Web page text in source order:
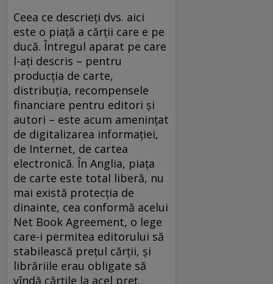
Ceea ce descrieţi dvs. aici
este o piaţă a cărţii care e pe
ducă. Întregul aparat pe care
l-aţi descris – pentru
producţia de carte,
distribuţia, recompensele
financiare pentru editori şi
autori – este acum ameninţat
de digitalizarea informaţiei,
de Internet, de cartea
electronică. În Anglia, piaţa
de carte este total liberă, nu
mai există protecţia de
dinainte, cea conformă acelui
Net Book Agreement, o lege
care-i permitea editorului să
stabilească preţul cărţii, şi
librăriile erau obligate să
vîndă cărţile la acel preţ.